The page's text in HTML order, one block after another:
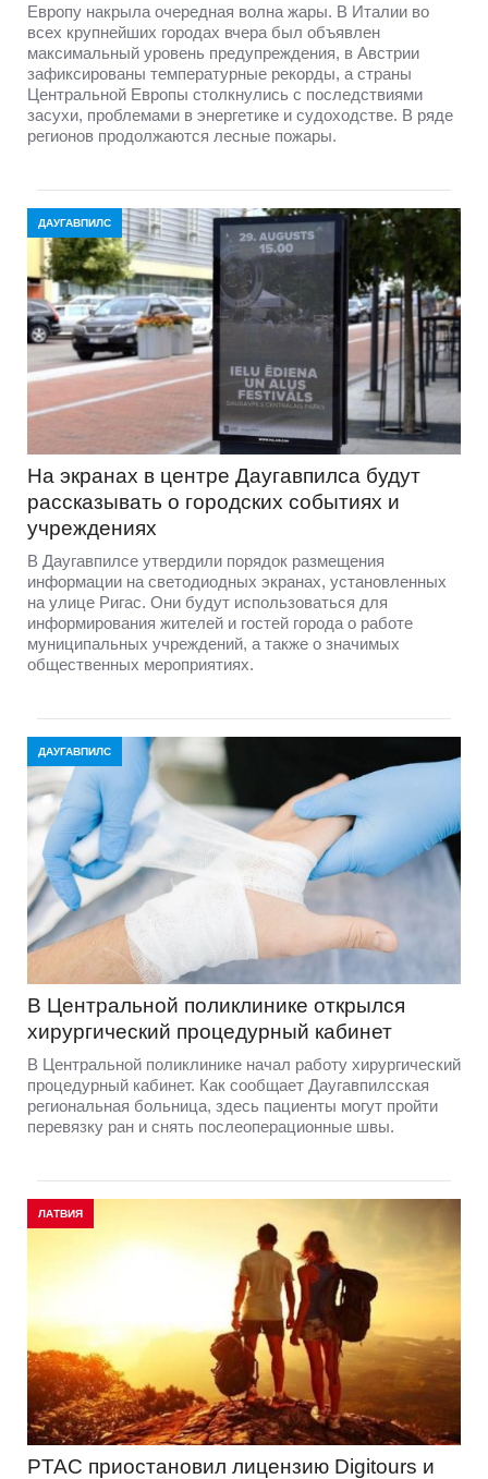
Европу накрыла очередная волна жары. В Италии во
всех крупнейших городах вчера был объявлен
максимальный уровень предупреждения, в Австрии
зафиксированы температурные рекорды, а страны
Центральной Европы столкнулись с последствиями
засухи, проблемами в энергетике и судоходстве. В ряде
регионов продолжаются лесные пожары.
ДАУГАВПИЛС
На экранах в центре Даугавпилса будут
рассказывать о городских событиях и
учреждениях
В Даугавпилсе утвердили порядок размещения
информации на светодиодных экранах, установленных
на улице Ригас. Они будут использоваться для
информирования жителей и гостей города о работе
муниципальных учреждений, а также о значимых
общественных мероприятиях.
ДАУГАВПИЛС
В Центральной поликлинике открылся
хирургический процедурный кабинет
В Центральной поликлинике начал работу хирургический
процедурный кабинет. Как сообщает Даугавпилсская
региональная больница, здесь пациенты могут пройти
перевязку ран и снять послеоперационные швы.
ЛАТВИЯ
PTAC приостановил лицензию Digitours и